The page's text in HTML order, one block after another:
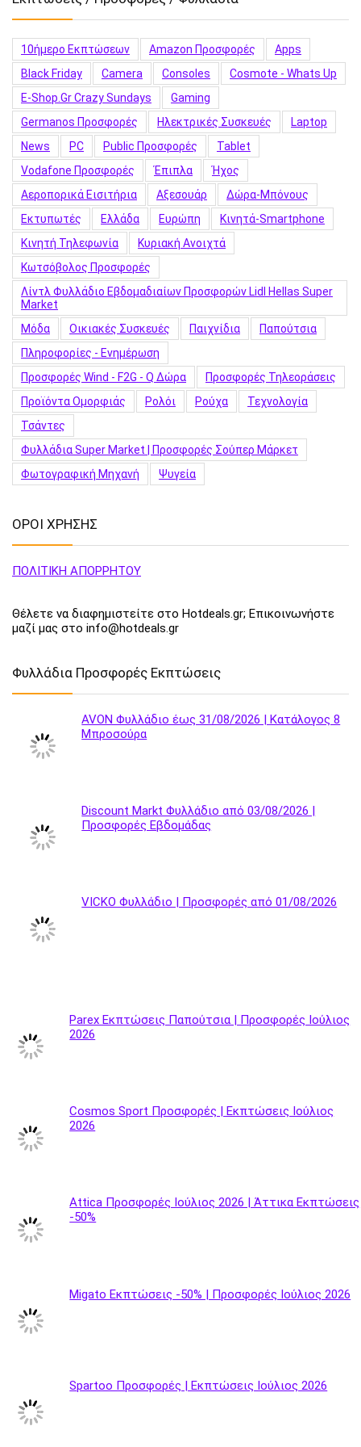
10ήμερο Εκπτώσεων Amazon Προσφορές
Apps
Black Friday
Camera Consoles
Cosmote - Whats Up
E-Shop.gr Crazy Sundays
Gaming
Germanos Προσφορές
Hλεκτρικές Συσκευές
Laptop
News
PC Public Προσφορές
Tablet
Vodafone Προσφορές
Έπιπλα
Ήχος
Αεροπορικά Εισιτήρια
Αξεσουάρ
Δώρα-Μπόνους
Εκτυπωτές
Ελλάδα Ευρώπη
Κινητά-Smartphone
Κινητή Τηλεφωνία
Κυριακή Ανοιχτά
Κωτσόβολος Προσφορές
Λίντλ Φυλλάδιο Εβδομαδιαίων Προσφορών Lidl Hellas Super
Market
Μόδα
Οικιακές Συσκευές Παιχνίδια
Παπούτσια
Πληροφορίες - Ενημέρωση
Προσφορές Wind - F2G - Q Δώρα
Προσφορές Τηλεοράσεις
Προϊόντα Ομορφιάς
Ρολόι Ρούχα
Τεχνολογία
Τσάντες
Φυλλάδια Super Market | Προσφορές Σούπερ Μάρκετ
Φωτογραφική Μηχανή
Ψυγεία
ΟΡΟΙ ΧΡΗΣΗΣ
ΠΟΛΙΤΙΚΗ ΑΠΟΡΡΗΤΟΥ
Θέλετε να διαφημιστείτε στο Hotdeals.gr; Επικοινωνήστε
μαζί μας στο info@hotdeals.gr
Φυλλάδια Προσφορές Εκπτώσεις
AVON Φυλλάδιο έως 31/08/2026 | Κατάλογος 8
Μπροσούρα
Discount Markt Φυλλάδιο από 03/08/2026 |
Προσφορές Εβδομάδας
VICKO Φυλλάδιο | Προσφορές από 01/08/2026
Parex Εκπτώσεις Παπούτσια | Προσφορές Ιούλιος
2026
Cosmos Sport Προσφορές | Εκπτώσεις Ιούλιος
2026
Attica Προσφορές Ιούλιος 2026 | Άττικα Εκπτώσεις
-50%
Migato Εκπτώσεις -50% | Προσφορές Ιούλιος 2026
Spartoo Προσφορές | Εκπτώσεις Ιούλιος 2026